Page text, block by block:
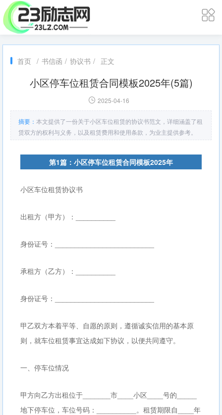
首页 / 书信函 / 协议书 / 正文
小区停车位租赁合同模板2025年(5篇)
2025-04-16
摘要： 本文提供了一份关于小区车位租赁的协议书范文，详细涵盖了租
赁双方的权利与义务，以及租赁费用和使用条款，为业主提供参考。
第1篇：小区停车位租赁合同模板2025年
小区车位租赁协议书
出租方（甲方）：__________
身份证号：_________________________
承租方（乙方）：__________
身份证号：_________________________
甲乙双方本着平等、自愿的原则，遵循诚实信用的基本原
则，就车位租赁事宜达成如下协议，以便共同遵守。
一、停车位情况
甲方向乙方出租位于_______市____小区____号的_____
地下停车位，车位号码：__________。租赁期限自____年